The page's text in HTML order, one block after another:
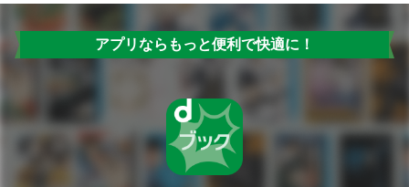
アプリならもっと便利で快適に！